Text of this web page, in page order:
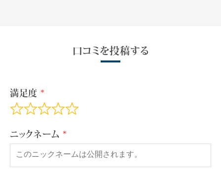
口コミを投稿する
満足度
ニックネーム